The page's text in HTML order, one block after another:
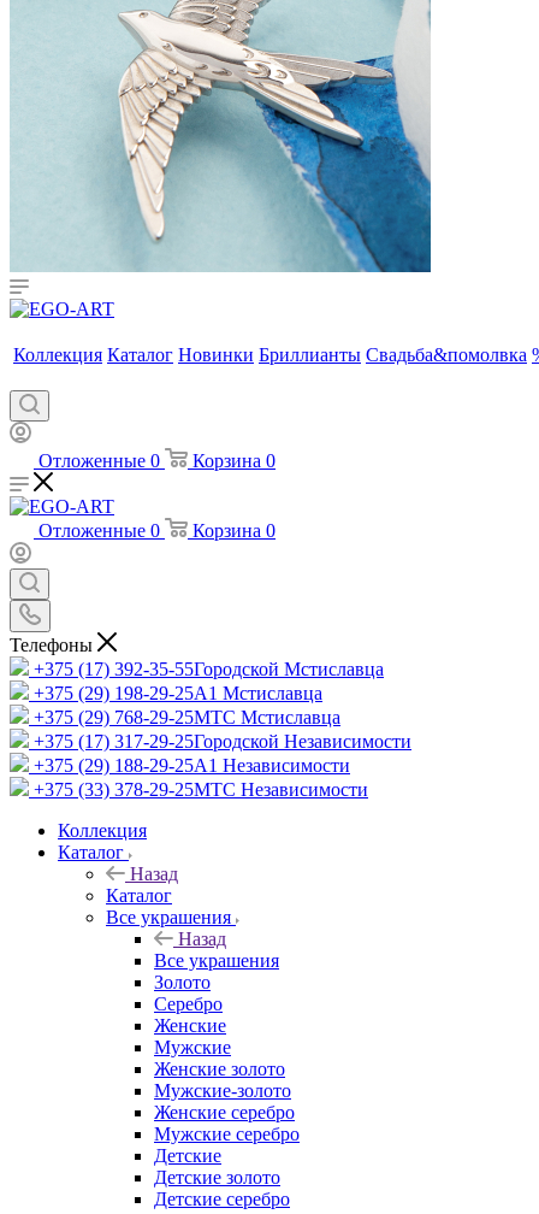
Коллекция Каталог Новинки Бриллианты Свадьба&помолвка
Отложенные 0 Корзина 0
Отложенные 0 Корзина 0
Телефоны
+375 (17) 392-35-55Городской Мстиславца
+375 (29) 198-29-25A1 Мстиславца
+375 (29) 768-29-25МТС Мстиславца
+375 (17) 317-29-25Городской Независимости
+375 (29) 188-29-25A1 Независимости
+375 (33) 378-29-25МТС Независимости
Коллекция
Каталог
Назад
Каталог
Все украшения
Назад
Все украшения
Золото
Серебро
Женские
Мужские
Женские золото
Мужские-золото
Женские серебро
Мужские серебро
Детские
Детские золото
Детские серебро